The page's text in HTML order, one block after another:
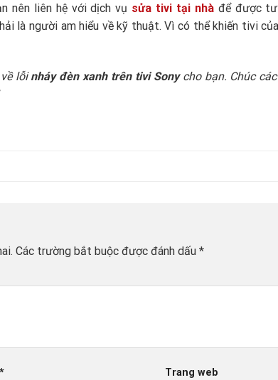
nên liên hệ với dịch vụ sửa tivi tại nhàđể được tư
là người am hiểu về kỹ thuật. Vì có thể khiến tivi
lỗinháy đèn xanh trên tivi Sonycho bạn. Chúc
Các trường bắt buộc được đánh dấu *
* Trang web